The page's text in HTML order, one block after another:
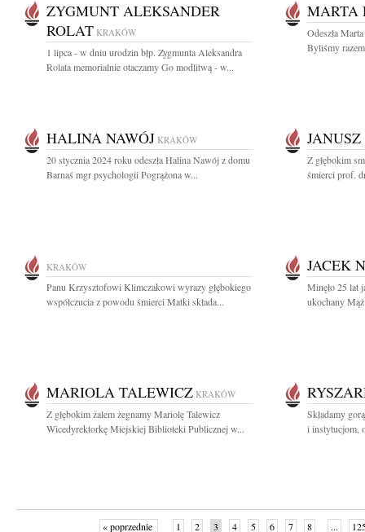
ZYGMUNT ALEKSANDER
ROLAT KRAKÓW
1 lipca - w dniu urodzin błp. Zygmunta Aleksandra
Rolata memorialnie otaczamy Go modlitwą - w...
MARTA
Odeszła
Byliśmy
HALINA NAWÓJ KRAKÓW
20 stycznia 2024 roku odeszła Halina Nawój z domu
Barnaś mgr psychologii Pogrążona w...
Z głębokim
śmierci prof.
KRAKÓW
Panu Krzysztofowi Klimczakowi wyrazy głębokiego
współczucia z powodu śmierci Matki składa...
JACEK
Minęło 25 lat
ukochany
MARIOLA TALEWICZ KRAKÓW
Z głębokim żalem żegnamy Mariolę Talewicz
Wicedyrektorkę Miejskiej Biblioteki Publicznej w...
Składamy
i instytucjom,
« poprzednie 1 2 3 4 5 6 7 8 ...